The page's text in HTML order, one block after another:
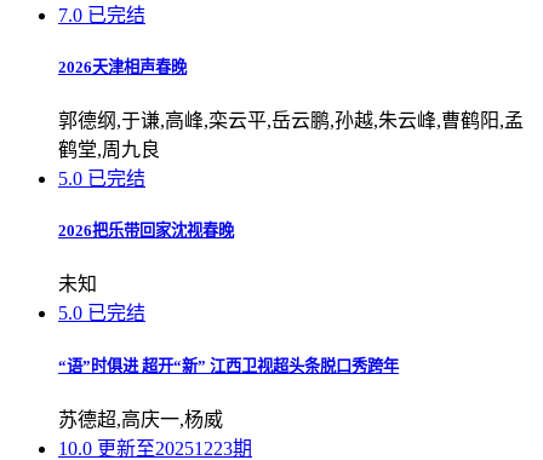
7.0 已完结
2026天津相声春晚
郭德纲,于谦,高峰,栾云平,岳云鹏,孙越,朱云峰,曹鹤阳,孟
鹤堂,周九良
5.0 已完结
2026把乐带回家沈视春晚
未知
5.0 已完结
“语”时俱进 超开“新” 江西卫视超头条脱口秀跨年
苏德超,高庆一,杨威
10.0 更新至20251223期